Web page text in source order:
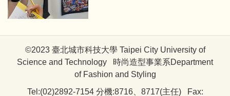
©2023 臺北城市科技大學 Taipei City University of
Science and Technology 時尚造型事業系Department
of Fashion and Styling
Tel:(02)2892-7154 分機:8716、8717(主任) Fax: